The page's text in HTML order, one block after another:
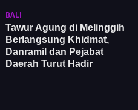
BALI
Tawur Agung di Melinggih
Berlangsung Khidmat,
Danramil dan Pejabat
Daerah Turut Hadir